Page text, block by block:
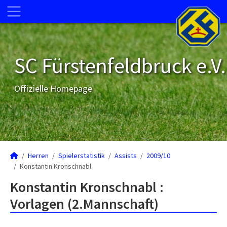
SC Fürstenfeldbruck e.V.
Offizielle Homepage
Herren Spielerstatistik Assists
2009/10
Konstantin Kronschnabl
Konstantin Kronschnabl :
Vorlagen (2.Mannschaft)